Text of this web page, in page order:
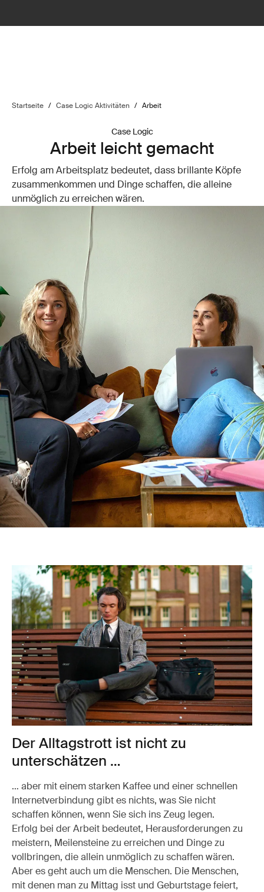
Startseite / Case Logic Aktivitäten / Arbeit
Case Logic
Arbeit leicht gemacht
Erfolg am Arbeitsplatz bedeutet, dass brillante Köpfe
zusammenkommen und Dinge schaffen, die alleine
unmöglich zu erreichen wären.
Der Alltagstrott ist nicht zu
unterschätzen …
… aber mit einem starken Kaffee und einer schnellen
Internetverbindung gibt es nichts, was Sie nicht
schaffen können, wenn Sie sich ins Zeug legen.
Erfolg bei der Arbeit bedeutet, Herausforderungen zu
meistern, Meilensteine zu erreichen und Dinge zu
vollbringen, die allein unmöglich zu schaffen wären.
Aber es geht auch um die Menschen. Die Menschen,
mit denen man zu Mittag isst und Geburtstage feiert,